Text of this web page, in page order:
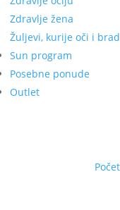
Zdravlje žena
Žuljevi, kurije oči i
Sun program
Posebne ponude
Outlet